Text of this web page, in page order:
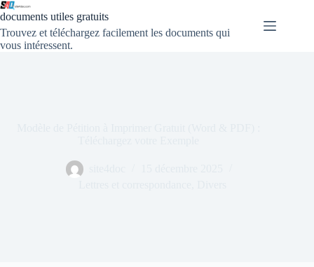
documents utiles gratuits
Trouvez et téléchargez facilement les documents qui
vous intéressent.